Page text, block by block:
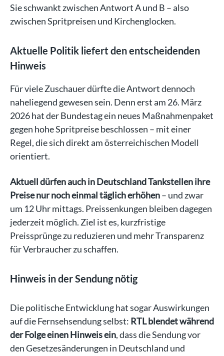
Sie schwankt zwischen Antwort A und B – also
zwischen Spritpreisen und Kirchenglocken.
Aktuelle Politik liefert den entscheidenden
Hinweis
Für viele Zuschauer dürfte die Antwort dennoch
naheliegend gewesen sein. Denn erst am 26. März
2026 hat der Bundestag ein neues Maßnahmenpaket
gegen hohe Spritpreise beschlossen – mit einer
Regel, die sich direkt am österreichischen Modell
orientiert.
Aktuell dürfen auch in Deutschland Tankstellen ihre
Preise nur noch einmal täglich erhöhen– und zwar
um 12 Uhr mittags. Preissenkungen bleiben dagegen
jederzeit möglich. Ziel ist es, kurzfristige
Preissprünge zu reduzieren und mehr Transparenz
für Verbraucher zu schaffen.
Hinweis in der Sendung nötig
Die politische Entwicklung hat sogar Auswirkungen
auf die Fernsehsendung selbst: RTL blendet während
der Folge einen Hinweis ein, dass die Sendung vor
den Gesetzesänderungen in Deutschland und